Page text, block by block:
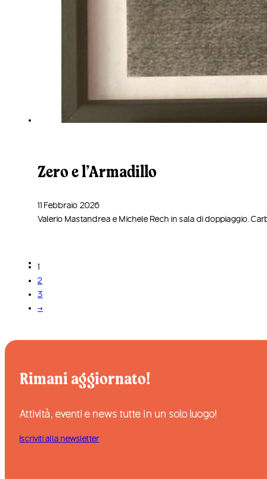
Zero e l’Armadillo
11 Febbraio 2026
Valerio Mastandrea e Michele Rech in sala di doppiaggio.
1
2
3
→
Rimani aggiornato!
Attività, eventi e news tutte in un solo luogo!
Iscriviti alla newsletter